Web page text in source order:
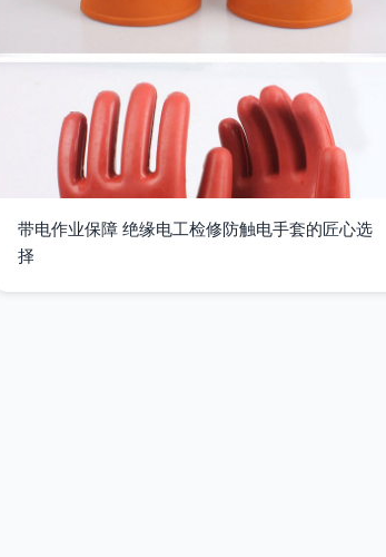
带电作业保障 绝缘电工检修防触电手套的匠心选
择